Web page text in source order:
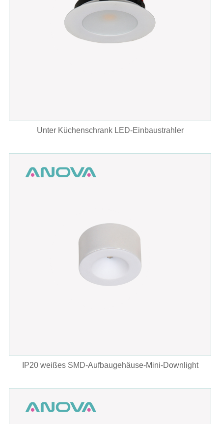
Unter Küchenschrank LED-Einbaustrahler
IP20 weißes SMD-Aufbaugehäuse-Mini-Downlight